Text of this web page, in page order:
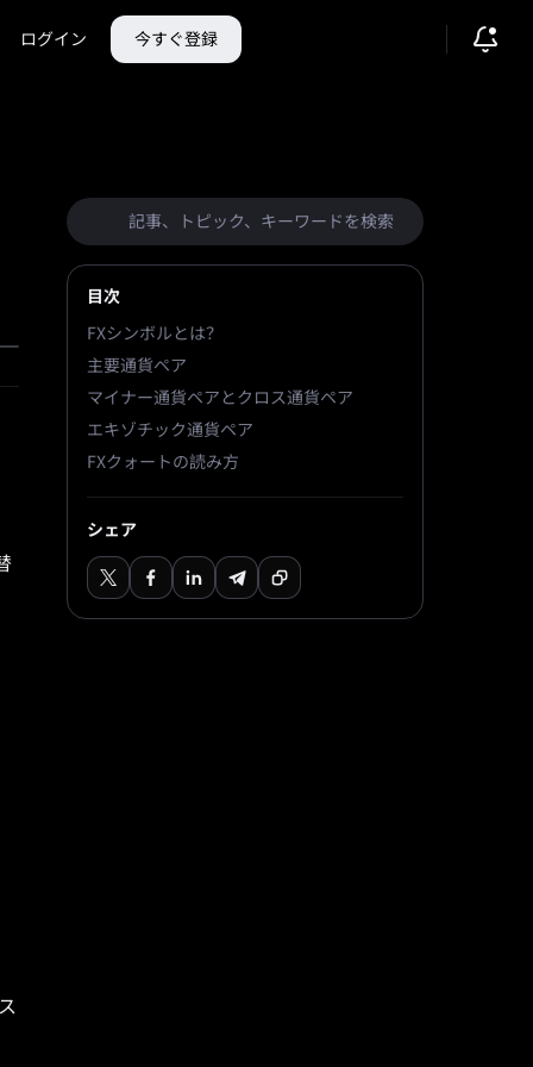
ログイン 今すぐ登録
目次
FXシンボルとは？
主要通貨ペア
マイナー通貨ペアとクロス通貨ペア
エキゾチック通貨ペア
FXクォートの読み方
シェア